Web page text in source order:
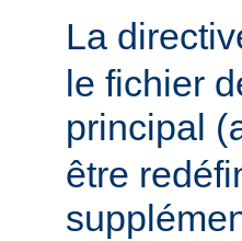
La
le fichier
principal (
être